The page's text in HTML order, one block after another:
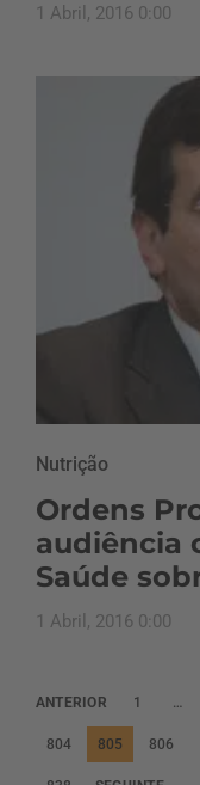
1 Abril, 2016 0:00
Nutrição
Ordens
audiência
Saúde
1 Abril, 2016 0:00
P
a
g
ANTERIOR 1 …
804 805 806